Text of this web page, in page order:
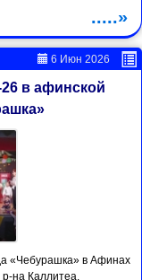
.....»
6 Июн 2026
в афинской
«Чебурашка» в Афинах
р-на Каллитеа.